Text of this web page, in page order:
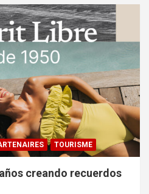
TOURISME
creando recuerdos